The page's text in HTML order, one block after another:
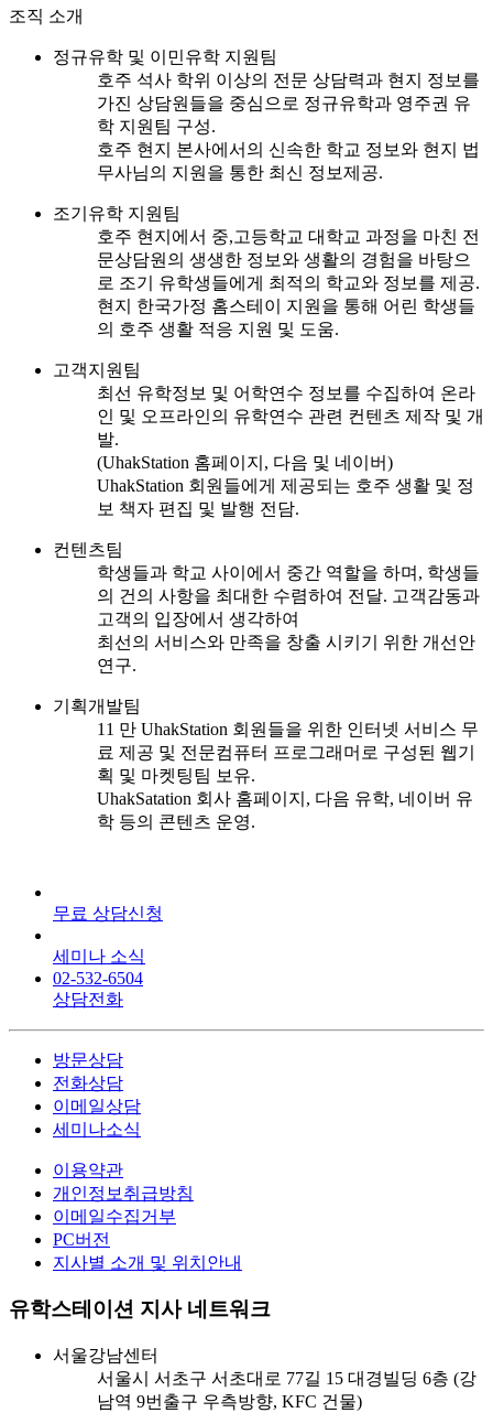
조직 소개
정규유학 및 이민유학 지원팀
호주 석사 학위 이상의 전문 상담력과 현지 정보를
가진 상담원들을 중심으로 정규유학과 영주권 유
학 지원팀 구성.
호주 현지 본사에서의 신속한 학교 정보와 현지 법
무사님의 지원을 통한 최신 정보제공.
조기유학 지원팀
호주 현지에서 중,고등학교 대학교 과정을 마친 전
문상담원의 생생한 정보와 생활의 경험을 바탕으
로 조기 유학생들에게 최적의 학교와 정보를 제공.
현지 한국가정 홈스테이 지원을 통해 어린 학생들
의 호주 생활 적응 지원 및 도움.
고객지원팀
최선 유학정보 및 어학연수 정보를 수집하여 온라
인 및 오프라인의 유학연수 관련 컨텐츠 제작 및 개
발.
(UhakStation 홈페이지, 다음 및 네이버)
UhakStation 회원들에게 제공되는 호주 생활 및 정
보 책자 편집 및 발행 전담.
컨텐츠팀
학생들과 학교 사이에서 중간 역할을 하며, 학생들
의 건의 사항을 최대한 수렴하여 전달. 고객감동과
고객의 입장에서 생각하여
최선의 서비스와 만족을 창출 시키기 위한 개선안
연구.
기획개발팀
11 만 UhakStation 회원들을 위한 인터넷 서비스 무
료 제공 및 전문컴퓨터 프로그래머로 구성된 웹기
획 및 마켓팅팀 보유.
UhakSatation 회사 홈페이지, 다음 유학, 네이버 유
학 등의 콘텐츠 운영.
무료 상담신청
세미나 소식
02-532-6504
상담전화
방문상담
전화상담
이메일상담
세미나소식
이용약관
개인정보취급방침
이메일수집거부
PC버전
지사별 소개 및 위치안내
유학스테이션 지사 네트워크
서울강남센터
서울시 서초구 서초대로 77길 15 대경빌딩 6층 (강
남역 9번출구 우측방향, KFC 건물)